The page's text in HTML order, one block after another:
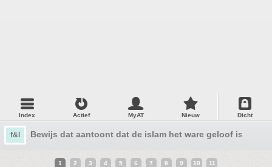
Index Actief MyAT Nieuw Dicht
f&l Bewijs dat aantoont dat de islam het ware geloof is
1 2 3 4 5 6 7 8 9 10 11